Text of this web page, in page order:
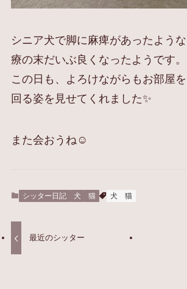
シニア犬で脚に麻痺があったよう
療の末だいぶ良くなったようです。
この日も、よろけながらもお部屋
回る姿を見せてくれました✨
また会おうね☺️
シッター日記 犬 猫 犬 猫
最近のシッター